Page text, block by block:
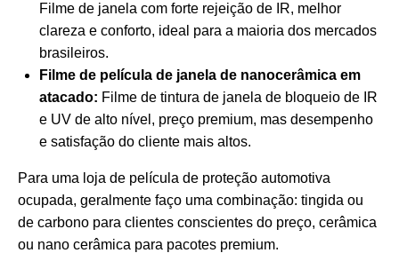
Filme de janela com forte rejeição de IR, melhor
clareza e conforto, ideal para a maioria dos mercados
brasileiros.
Filme de película de janela de nanocerâmica em
atacado: Filme de tintura de janela de bloqueio de IR
e UV de alto nível, preço premium, mas desempenho
e satisfação do cliente mais altos.
Para uma loja de película de proteção automotiva
ocupada, geralmente faço uma combinação: tingida ou
de carbono para clientes conscientes do preço, cerâmica
ou nano cerâmica para pacotes premium.